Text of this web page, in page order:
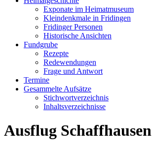
Exponate im Heimatmuseum
Kleindenkmale in Fridingen
Fridinger Personen
Historische Ansichten
Fundgrube
Rezepte
Redewendungen
Frage und Antwort
Termine
Gesammelte Aufsätze
Stichwortverzeichnis
Inhaltsverzeichnisse
Ausflug Schaffhausen